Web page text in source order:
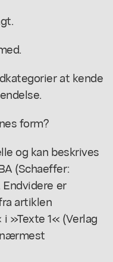
at kende
form?
og kan beskrives
(Schaeffer:
Endvidere er
artiklen
»Texte 1« (Verlag
nærmest